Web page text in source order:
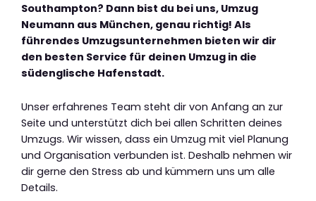
Southampton? Dann bist du bei uns, Umzug
Neumann aus München, genau richtig! Als
führendes Umzugsunternehmen bieten wir dir
den besten Service für deinen Umzug in die
südenglische Hafenstadt.
Unser erfahrenes Team steht dir von Anfang an zur
Seite und unterstützt dich bei allen Schritten deines
Umzugs. Wir wissen, dass ein Umzug mit viel Planung
und Organisation verbunden ist. Deshalb nehmen wir
dir gerne den Stress ab und kümmern uns um alle
Details.